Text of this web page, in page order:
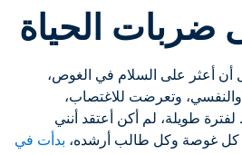
ضربات الحياة
أعثر على السلام في الغوص،
وتعرضت للاغتصاب،
طويلة، لم أكن أعتقد أنني
كل غوصة وكل طالب أرشده، بدأت في